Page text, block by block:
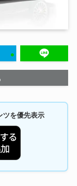
を優先表示